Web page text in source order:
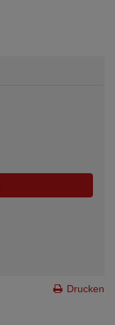
Drucken